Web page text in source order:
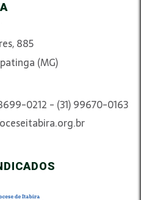
885
(MG)
0212 - (31) 99670-0163